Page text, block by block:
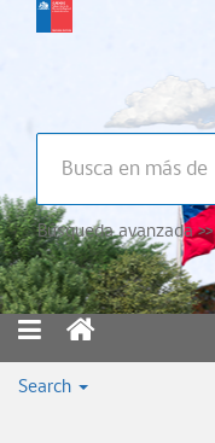
Búsqueda avanzada >>
Search